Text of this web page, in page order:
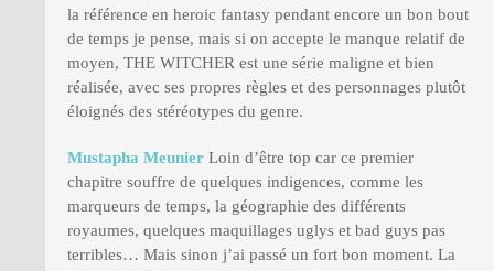
la référence en heroic fantasy pendant encore un bon bout
de temps je pense, mais si on accepte le manque relatif de
moyen, THE WITCHER est une série maligne et bien
réalisée, avec ses propres règles et des personnages plutôt
éloignés des stéréotypes du genre.
Mustapha Meunier Loin d’être top car ce premier
chapitre souffre de quelques indigences, comme les
marqueurs de temps, la géographie des différents
royaumes, quelques maquillages uglys et bad guys pas
terribles… Mais sinon j’ai passé un fort bon moment. La